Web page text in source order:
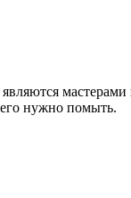
нужно помыть.